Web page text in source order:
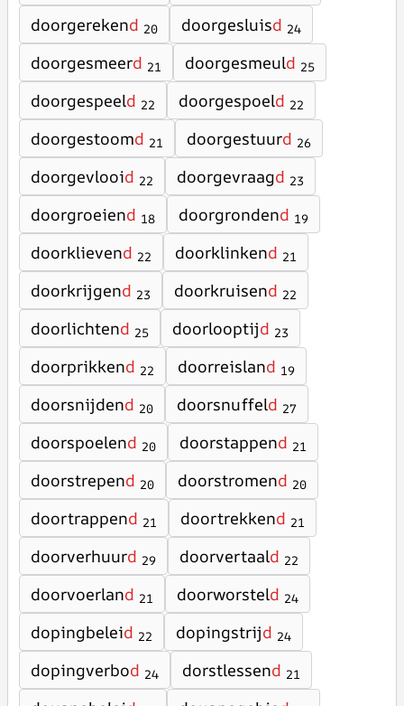
doorgerekend 20 doorgesluisd 24
doorgesmeerd 21 doorgesmeuld 25
doorgespeeld 22 doorgespoeld 22
doorgestoomd 21 doorgestuurd 26
doorgevlooid 22 doorgevraagd 23
doorgroeiend 18 doorgrondend 19
doorklievend 22 doorklinkend 21
doorkrijgend 23 doorkruisend 22
doorlichtend 25 doorlooptijd 23
doorprikkend 22 doorreisland 19
doorsnijdend 20 doorsnuffeld 27
doorspoelend 20 doorstappend 21
doorstrepend 20 doorstromend 20
doortrappend 21 doortrekkend 21
doorverhuurd 29 doorvertaald 22
doorvoerland 21 doorworsteld 24
dopingbeleid 22 dopingstrijd 24
dopingverbod 24 dorstlessend 21